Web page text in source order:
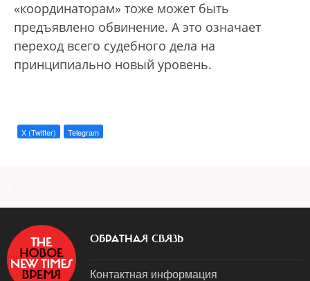
«координаторам» тоже может быть
предъявлено обвинение. А это означает
переход всего судебного дела на
принципиально новый уровень.
X (Twitter) Telegram
ОБРАТНАЯ СВЯЗЬ
Контактная информация